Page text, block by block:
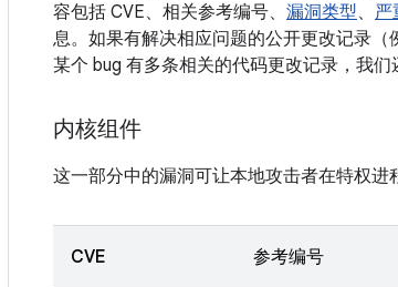
容包括 CVE、相关参考编号、 漏洞类型、 严
息。如果有解决相应问题的公开更改记录
某个 bug 有多条相关的代码更改记录，我们
内核组件
这一部分中的漏洞可让本地攻击者在特权进
CVE 参考编号